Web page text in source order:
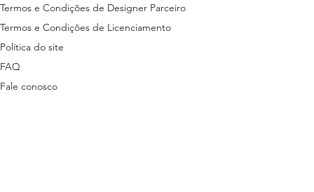
Termos e Condições de Designer Parceiro
Termos e Condições de Licenciamento
Política do site
FAQ
Fale conosco